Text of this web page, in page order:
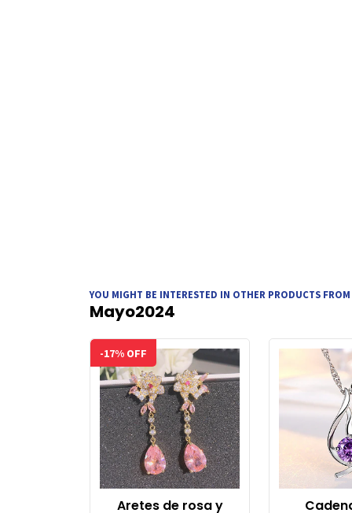
YOU MIGHT BE INTERESTED IN OTHER PRODUCTS FROM
Mayo2024
-17% OFF
Aretes de rosa y